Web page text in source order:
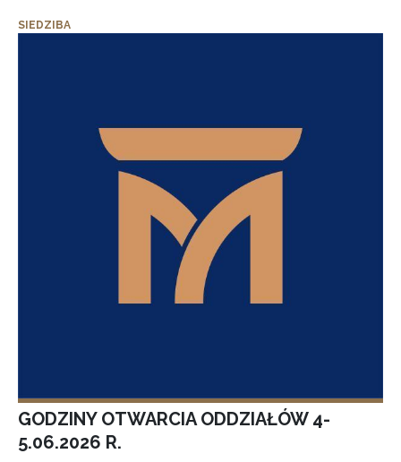
SIEDZIBA
GODZINY OTWARCIA ODDZIAŁÓW 4-
5.06.2026 R.